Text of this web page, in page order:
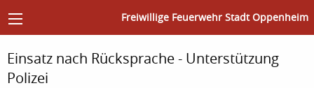
Freiwillige Feuerwehr Stadt Oppenheim
Einsatz nach Rücksprache - Unterstützung
Polizei